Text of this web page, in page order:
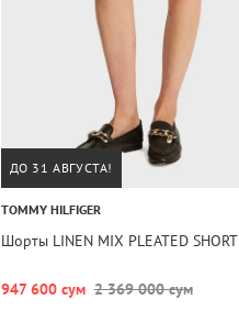
ДО 31 АВГУСТА!
TOMMY HILFIGER
Шорты LINEN MIX PLEATED SHORT
947 600 сум 2 369 000 сум